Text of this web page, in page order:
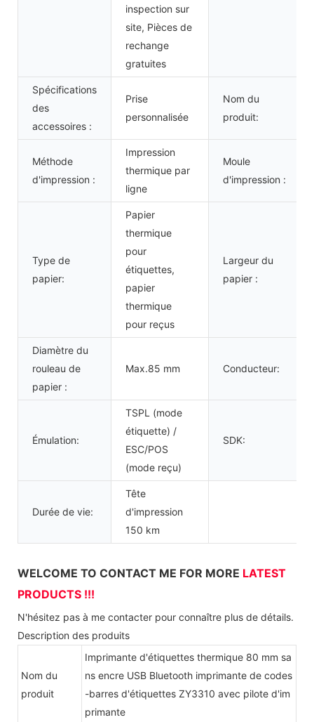
inspection sur
site, Pièces de
rechange
gratuites
Spécifications
des
accessoires :
Prise
personnalisée
Nom du
produit:
Méthode
d'impression :
Impression
thermique par
ligne
Moule
d'impression :
Type de
papier:
Papier
thermique
pour
étiquettes,
papier
thermique
pour reçus
Largeur du
papier :
Diamètre du
rouleau de
papier :
Max.85 mm Conducteur:
Émulation:
TSPL (mode
étiquette) /
ESC/POS
(mode reçu)
SDK:
Durée de vie:
Tête
d'impression
150 km
WELCOME TO CONTACT ME FOR MORE LATEST
PRODUCTS !!!
N'hésitez pas à me contacter pour connaître plus de détails.
Description des produits
Nom du
produit
Imprimante d'étiquettes thermique 80 mm sa
ns encre USB Bluetooth imprimante de codes
-barres d'étiquettes ZY3310 avec pilote d'im
primante